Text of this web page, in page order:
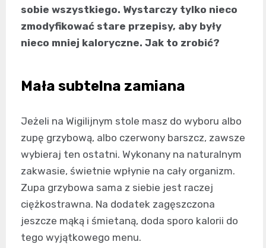
sobie wszystkiego. Wystarczy tylko nieco
zmodyfikować stare przepisy, aby były
nieco mniej kaloryczne. Jak to zrobić?
Mała subtelna zamiana
Jeżeli na Wigilijnym stole masz do wyboru albo
zupę grzybową, albo czerwony barszcz, zawsze
wybieraj ten ostatni. Wykonany na naturalnym
zakwasie, świetnie wpłynie na cały organizm.
Zupa grzybowa sama z siebie jest raczej
ciężkostrawna. Na dodatek zagęszczona
jeszcze mąką i śmietaną, doda sporo kalorii do
tego wyjątkowego menu.